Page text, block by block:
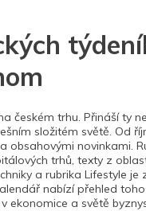
českém trhu. Přináší ty
složitém světě. Od
novinkami.
trhů, texty z
a rubrika Lifestyle je
nabízí přehled
ekonomice a světě